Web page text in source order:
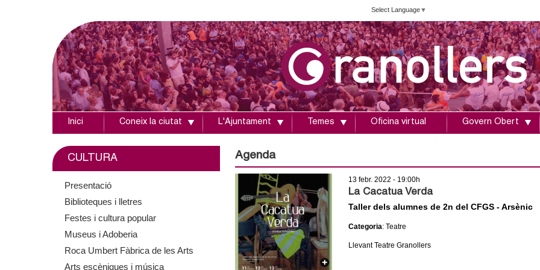
Vés
al
contingut
Select Language▼
j
Inici Coneix la ciutat L'Ajuntament Temes Oficina virtual Govern Obert
Agenda
13 febr. 2022 - 19:00h
La Cacatua Verda
Taller dels alumnes de 2n del CFGS - Arsènic
Categoria: Teatre
Llevant Teatre Granollers
CULTURA
Presentació
Biblioteques i lletres
Festes i cultura popular
Museus i Adoberia
Roca Umbert Fàbrica de les Arts
Arts escèniques i música